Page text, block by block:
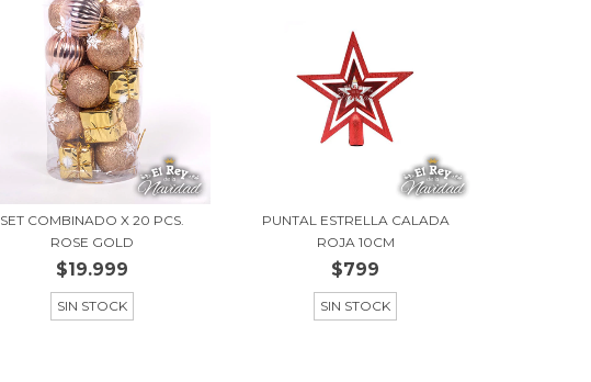
SET COMBINADO X 20 PCS.
ROSE GOLD
$19.999
SIN STOCK
PUNTAL ESTRELLA CALADA
ROJA 10CM
$799
SIN STOCK